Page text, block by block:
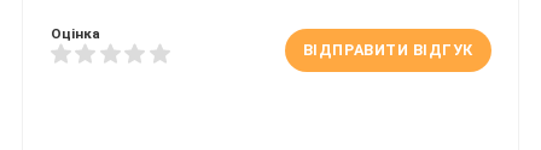
Оцінка
ВІДПРАВИТИ ВІДГУК